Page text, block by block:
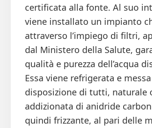
certificata alla fonte. Al suo
viene installato un impianto
attraverso l’impiego di filtri,
dal Ministero della Salute,
qualità e purezza dell’acqua
Essa viene refrigerata e
disposizione di tutti, naturale
addizionata di anidride
quindi frizzante, al pari delle